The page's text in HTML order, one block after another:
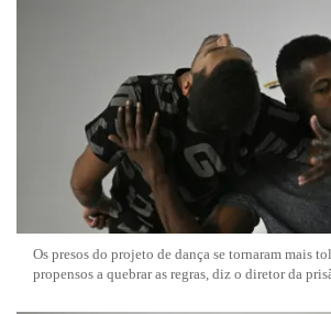
Os presos do projeto de dança se tornaram mais
propensos a quebrar as regras, diz o diretor da